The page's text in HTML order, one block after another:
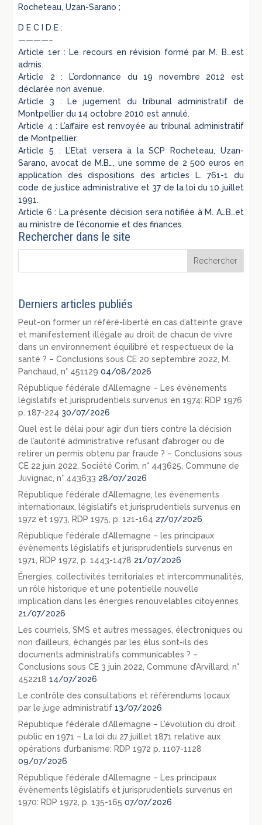
Rocheteau, Uzan-Sarano ;
D E C I D E :
————–
Article 1er : Le recours en révision formé par M. B…est
admis.
Article 2 : L’ordonnance du 19 novembre 2012 est
déclarée non avenue.
Article 3 : Le jugement du tribunal administratif de
Montpellier du 14 octobre 2010 est annulé.
Article 4 : L’affaire est renvoyée au tribunal administratif
de Montpellier.
Article 5 : L’Etat versera à la SCP Rocheteau, Uzan-
Sarano, avocat de M.B…, une somme de 2 500 euros en
application des dispositions des articles L. 761-1 du
code de justice administrative et 37 de la loi du 10 juillet
1991.
Article 6 : La présente décision sera notifiée à M. A…B…et
au ministre de l’économie et des finances.
Rechercher dans le site
Derniers articles publiés
Peut-on former un référé-liberté en cas d’atteinte grave
et manifestement illégale au droit de chacun de vivre
dans un environnement équilibré et respectueux de la
santé ? – Conclusions sous CE 20 septembre 2022, M.
Panchaud, n° 451129 04/08/2026
République fédérale d’Allemagne – Les évènements
législatifs et jurisprudentiels survenus en 1974: RDP 1976
p. 187-224 30/07/2026
Quel est le délai pour agir d’un tiers contre la décision
de l’autorité administrative refusant d’abroger ou de
retirer un permis obtenu par fraude ? – Conclusions sous
CE 22 juin 2022, Société Corim, n° 443625, Commune de
Juvignac, n° 443633 28/07/2026
République fédérale d’Allemagne, les événements
internationaux, législatifs et jurisprudentiels survenus en
1972 et 1973, RDP 1975, p. 121-164 27/07/2026
République fédérale d’Allemagne – les principaux
évènements législatifs et jurisprudentiels survenus en
1971, RDP 1972, p. 1443-1478 21/07/2026
Énergies, collectivités territoriales et intercommunalités,
un rôle historique et une potentielle nouvelle
implication dans les énergies renouvelables citoyennes
21/07/2026
Les courriels, SMS et autres messages, électroniques ou
non d’ailleurs, échangés par les élus sont-ils des
documents administratifs communicables ? –
Conclusions sous CE 3 juin 2022, Commune d’Arvillard, n°
452218 14/07/2026
Le contrôle des consultations et référendums locaux
par le juge administratif 13/07/2026
République fédérale d’Allemagne – L’évolution du droit
public en 1971 – La loi du 27 juillet 1871 relative aux
opérations d’urbanisme: RDP 1972 p. 1107-1128
09/07/2026
République fédérale d’Allemagne – Les principaux
évènements législatifs et jurisprudentiels survenus en
1970: RDP 1972, p. 135-165 07/07/2026